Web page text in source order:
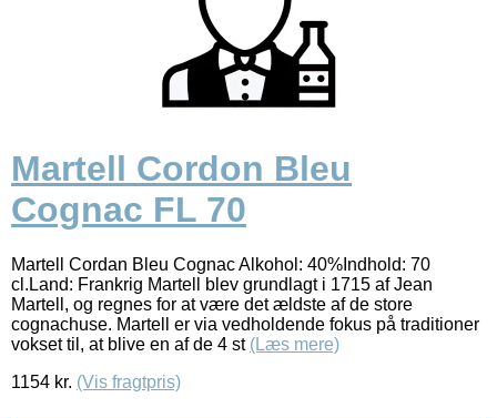
Martell Cordon Bleu
Cognac FL 70
Martell Cordan Bleu Cognac Alkohol: 40%Indhold: 70
cl.Land: Frankrig Martell blev grundlagt i 1715 af Jean
Martell, og regnes for at være det ældste af de store
cognachuse. Martell er via vedholdende fokus på traditioner
vokset til, at blive en af de 4 st (Læs mere)
1154 kr. (Vis fragtpris)